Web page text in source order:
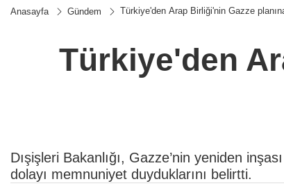
Anasayfa Gündem Türkiye'den Arap Birliği'nin Gazze
Türkiye'den
Dışişleri Bakanlığı, Gazze’nin yeniden
dolayı memnuniyet duyduklarını belirtti.